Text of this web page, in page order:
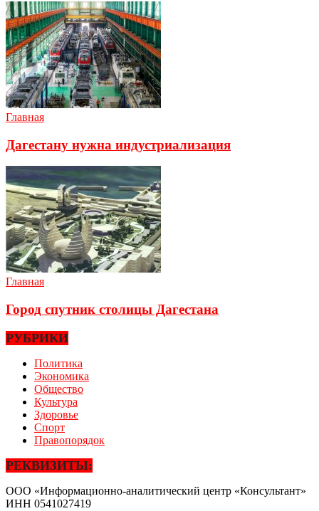
Главная
Дагестану нужна индустриализация
Главная
Город спутник столицы Дагестана
РУБРИКИ
Политика
Экономика
Общество
Культура
Здоровье
Спорт
Правопорядок
РЕКВИЗИТЫ:
ООО «Информационно-аналитический центр «Консультант»
ИНН 0541027419